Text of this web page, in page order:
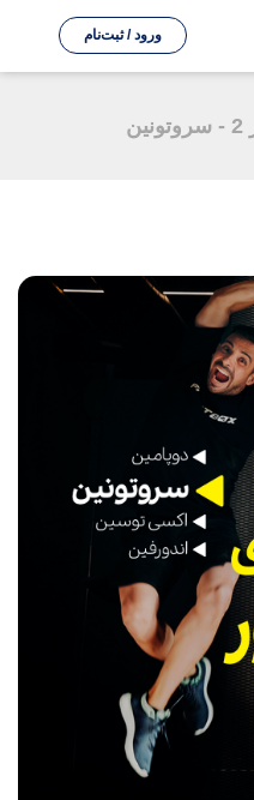
ورود / ثبت‌نام